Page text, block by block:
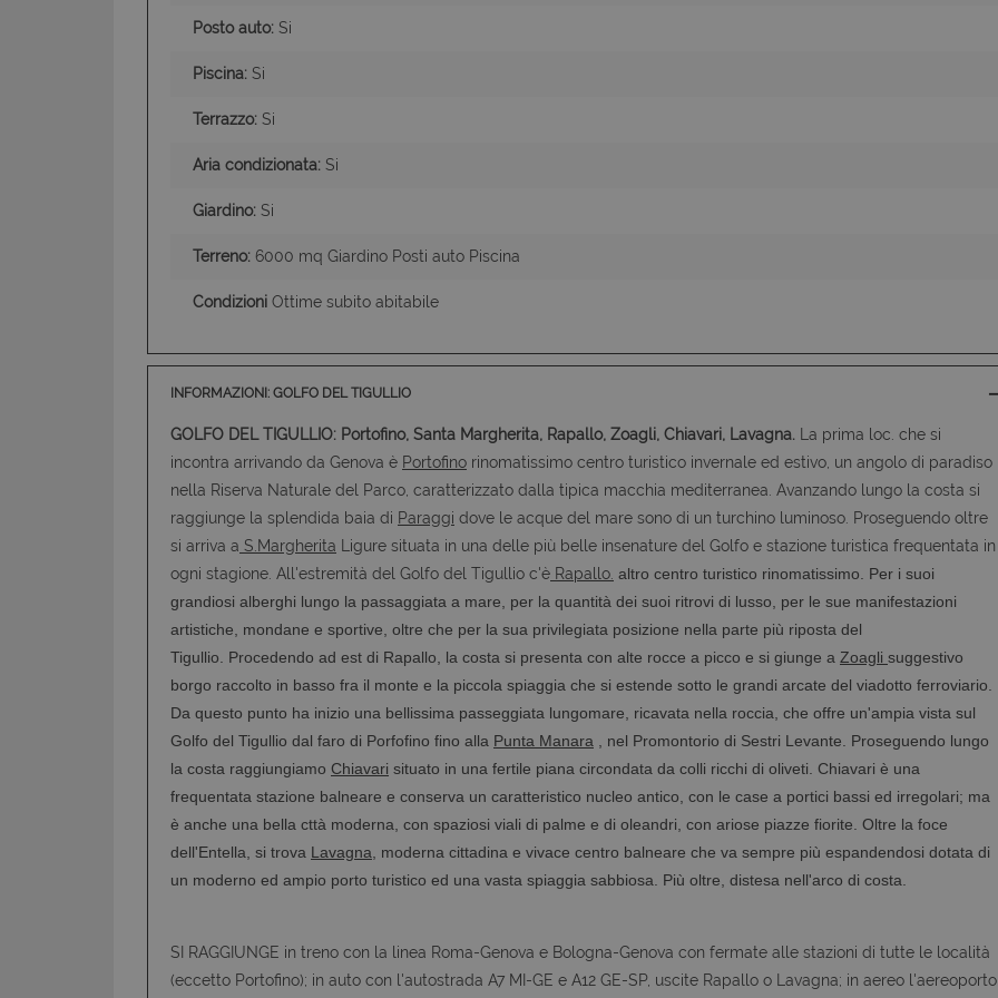
Posto auto: Si
Piscina: Si
Terrazzo: Si
Aria condizionata: Si
Giardino: Si
Terreno: 6000 mq Giardino Posti auto Piscina
Condizioni Ottime subito abitabile
INFORMAZIONI: GOLFO DEL TIGULLIO
GOLFO DEL TIGULLIO: Portofino, Santa Margherita, Rapallo, Zoagli, Chiavari, Lavagna.
La prima loc. che si
incontra arrivando da Genova è Portofino rinomatissimo centro turistico invernale ed estivo, un angolo di paradiso
nella Riserva Naturale del Parco, caratterizzato dalla tipica macchia mediterranea. Avanzando lungo la costa si
raggiunge la splendida baia di Paraggi dove le acque del mare sono di un turchino luminoso. Proseguendo oltre
si arriva a S.Margherita Ligure situata in una delle più belle insenature del Golfo e stazione turistica frequentata in
ogni stagione. All'estremità del Golfo del Tigullio c'è Rapallo. altro centro turistico rinomatissimo. Per i suoi
grandiosi alberghi lungo la passaggiata a mare, per la quantità dei suoi ritrovi di lusso, per le sue manifestazioni
artistiche, mondane e sportive, oltre che per la sua privilegiata posizione nella parte più riposta del
Tigullio. Procedendo ad est di Rapallo, la costa si presenta con alte rocce a picco e si giunge a Zoagli suggestivo
borgo raccolto in basso fra il monte e la piccola spiaggia che si estende sotto le grandi arcate del viadotto ferroviario.
Da questo punto ha inizio una bellissima passeggiata lungomare, ricavata nella roccia, che offre un'ampia vista sul
Golfo del Tigullio dal faro di Porfofino fino alla Punta Manara , nel Promontorio di Sestri Levante. Proseguendo lungo
la costa raggiungiamo Chiavari situato in una fertile piana circondata da colli ricchi di oliveti. Chiavari è una
frequentata stazione balneare e conserva un caratteristico nucleo antico, con le case a portici bassi ed irregolari; ma
è anche una bella cttà moderna, con spaziosi viali di palme e di oleandri, con ariose piazze fiorite. Oltre la foce
dell'Entella, si trova Lavagna , moderna cittadina e vivace centro balneare che va sempre più espandendosi dotata di
un moderno ed ampio porto turistico ed una vasta spiaggia sabbiosa. Più oltre, distesa nell'arco di costa.
SI RAGGIUNGE in treno con la linea Roma-Genova e Bologna-Genova con fermate alle stazioni di tutte le località
(eccetto Portofino); in auto con l'autostrada A7 MI-GE e A12 GE-SP, uscite Rapallo o Lavagna; in aereo l'aereoporto